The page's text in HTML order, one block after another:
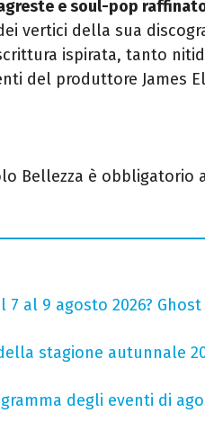
e soul-pop
vertici della sua
ispirata, tanto
del produttore James
Bellezza è obbligatorio
7 al 9 agosto 2026?
stagione autunnale
degli eventi di